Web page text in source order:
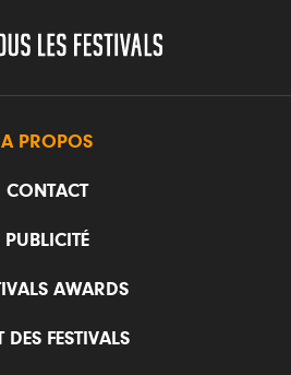
A PROPOS
CONTACT
PUBLICITÉ
AWARDS
DES FESTIVALS